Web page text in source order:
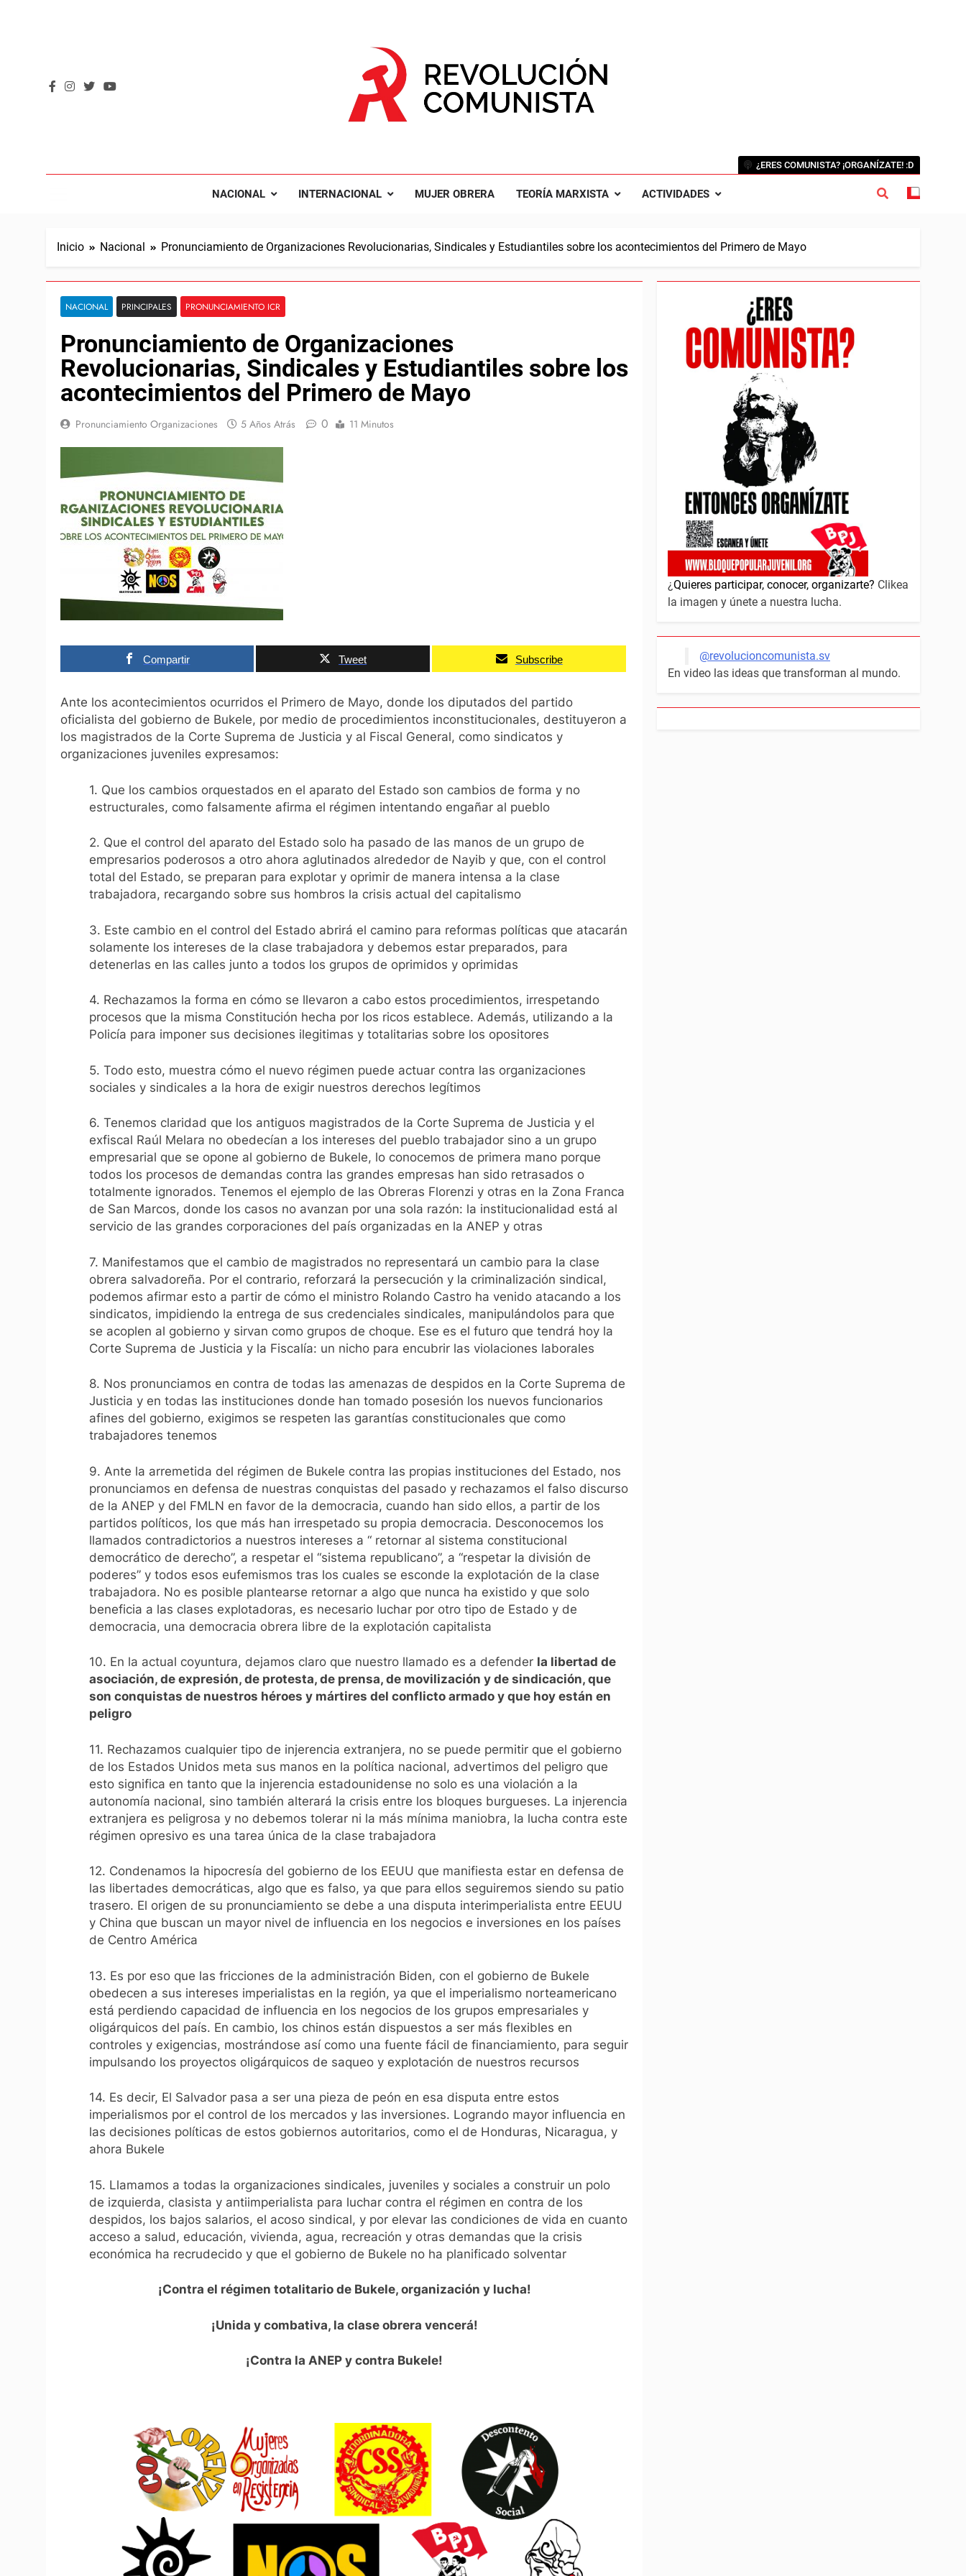
NACIONAL INTERNACIONAL MUJER OBRERA TEORÍA MARXISTA ACTIVIDADES
¿ERES COMUNISTA? ¡ORGANÍZATE! :D
Inicio Nacional Pronunciamiento de Organizaciones Revolucionarias, Sindicales y Estudiantiles sobre los acontecimientos del Primero de Mayo
NACIONAL PRINCIPALES PRONUNCIAMIENTO ICR
Pronunciamiento de Organizaciones
Revolucionarias, Sindicales y Estudiantiles sobre los
acontecimientos del Primero de Mayo
Pronunciamiento Organizaciones 5 Años Atrás 0 11 Minutos
Compartir Tweet Subscribe
Ante los acontecimientos ocurridos el Primero de Mayo, donde los diputados del partido
oficialista del gobierno de Bukele, por medio de procedimientos inconstitucionales, destituyeron a
los magistrados de la Corte Suprema de Justicia y al Fiscal General, como sindicatos y
organizaciones juveniles expresamos:
1. Que los cambios orquestados en el aparato del Estado son cambios de forma y no
estructurales, como falsamente afirma el régimen intentando engañar al pueblo
2. Que el control del aparato del Estado solo ha pasado de las manos de un grupo de
empresarios poderosos a otro ahora aglutinados alrededor de Nayib y que, con el control
total del Estado, se preparan para explotar y oprimir de manera intensa a la clase
trabajadora, recargando sobre sus hombros la crisis actual del capitalismo
3. Este cambio en el control del Estado abrirá el camino para reformas políticas que atacarán
solamente los intereses de la clase trabajadora y debemos estar preparados, para
detenerlas en las calles junto a todos los grupos de oprimidos y oprimidas
4. Rechazamos la forma en cómo se llevaron a cabo estos procedimientos, irrespetando
procesos que la misma Constitución hecha por los ricos establece. Además, utilizando a la
Policía para imponer sus decisiones ilegitimas y totalitarias sobre los opositores
5. Todo esto, muestra cómo el nuevo régimen puede actuar contra las organizaciones
sociales y sindicales a la hora de exigir nuestros derechos legítimos
6. Tenemos claridad que los antiguos magistrados de la Corte Suprema de Justicia y el
exfiscal Raúl Melara no obedecían a los intereses del pueblo trabajador sino a un grupo
empresarial que se opone al gobierno de Bukele, lo conocemos de primera mano porque
todos los procesos de demandas contra las grandes empresas han sido retrasados o
totalmente ignorados. Tenemos el ejemplo de las Obreras Florenzi y otras en la Zona Franca
de San Marcos, donde los casos no avanzan por una sola razón: la institucionalidad está al
servicio de las grandes corporaciones del país organizadas en la ANEP y otras
7. Manifestamos que el cambio de magistrados no representará un cambio para la clase
obrera salvadoreña. Por el contrario, reforzará la persecución y la criminalización sindical,
podemos afirmar esto a partir de cómo el ministro Rolando Castro ha venido atacando a los
sindicatos, impidiendo la entrega de sus credenciales sindicales, manipulándolos para que
se acoplen al gobierno y sirvan como grupos de choque. Ese es el futuro que tendrá hoy la
Corte Suprema de Justicia y la Fiscalía: un nicho para encubrir las violaciones laborales
8. Nos pronunciamos en contra de todas las amenazas de despidos en la Corte Suprema de
Justicia y en todas las instituciones donde han tomado posesión los nuevos funcionarios
afines del gobierno, exigimos se respeten las garantías constitucionales que como
trabajadores tenemos
9. Ante la arremetida del régimen de Bukele contra las propias instituciones del Estado, nos
pronunciamos en defensa de nuestras conquistas del pasado y rechazamos el falso discurso
de la ANEP y del FMLN en favor de la democracia, cuando han sido ellos, a partir de los
partidos políticos, los que más han irrespetado su propia democracia. Desconocemos los
llamados contradictorios a nuestros intereses a “ retornar al sistema constitucional
democrático de derecho”, a respetar el “sistema republicano”, a “respetar la división de
poderes” y todos esos eufemismos tras los cuales se esconde la explotación de la clase
trabajadora. No es posible plantearse retornar a algo que nunca ha existido y que solo
beneficia a las clases explotadoras, es necesario luchar por otro tipo de Estado y de
democracia, una democracia obrera libre de la explotación capitalista
10. En la actual coyuntura, dejamos claro que nuestro llamado es a defender la libertad de
asociación, de expresión, de protesta, de prensa, de movilización y de sindicación, que
son conquistas de nuestros héroes y mártires del conflicto armado y que hoy están en
peligro
11. Rechazamos cualquier tipo de injerencia extranjera, no se puede permitir que el gobierno
de los Estados Unidos meta sus manos en la política nacional, advertimos del peligro que
esto significa en tanto que la injerencia estadounidense no solo es una violación a la
autonomía nacional, sino también alterará la crisis entre los bloques burgueses. La injerencia
extranjera es peligrosa y no debemos tolerar ni la más mínima maniobra, la lucha contra este
régimen opresivo es una tarea única de la clase trabajadora
12. Condenamos la hipocresía del gobierno de los EEUU que manifiesta estar en defensa de
las libertades democráticas, algo que es falso, ya que para ellos seguiremos siendo su patio
trasero. El origen de su pronunciamiento se debe a una disputa interimperialista entre EEUU
y China que buscan un mayor nivel de influencia en los negocios e inversiones en los países
de Centro América
13. Es por eso que las fricciones de la administración Biden, con el gobierno de Bukele
obedecen a sus intereses imperialistas en la región, ya que el imperialismo norteamericano
está perdiendo capacidad de influencia en los negocios de los grupos empresariales y
oligárquicos del país. En cambio, los chinos están dispuestos a ser más flexibles en
controles y exigencias, mostrándose así como una fuente fácil de financiamiento, para seguir
impulsando los proyectos oligárquicos de saqueo y explotación de nuestros recursos
14. Es decir, El Salvador pasa a ser una pieza de peón en esa disputa entre estos
imperialismos por el control de los mercados y las inversiones. Logrando mayor influencia en
las decisiones políticas de estos gobiernos autoritarios, como el de Honduras, Nicaragua, y
ahora Bukele
15. Llamamos a todas la organizaciones sindicales, juveniles y sociales a construir un polo
de izquierda, clasista y antiimperialista para luchar contra el régimen en contra de los
despidos, los bajos salarios, el acoso sindical, y por elevar las condiciones de vida en cuanto
acceso a salud, educación, vivienda, agua, recreación y otras demandas que la crisis
económica ha recrudecido y que el gobierno de Bukele no ha planificado solventar
¡Contra el régimen totalitario de Bukele, organización y lucha!
¡Unida y combativa, la clase obrera vencerá!
¡Contra la ANEP y contra Bukele!
¿Quieres participar, conocer, organizarte? Clikea
la imagen y únete a nuestra lucha.
@revolucioncomunista.sv
En video las ideas que transforman al mundo.